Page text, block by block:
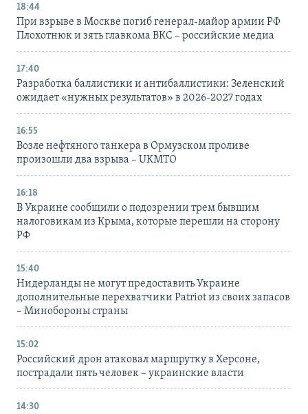
18:44
При взрыве в Москве погиб генерал-майор армии РФ
Плохотнюк и зять главкома ВКС – российские медиа
17:40
Разработка баллистики и антибаллистики: Зеленский
ожидает «нужных результатов» в 2026-2027 годах
16:55
Возле нефтяного танкера в Ормузском проливе
произошли два взрыва – UKMTO
16:18
В Украине сообщили о подозрении трем бывшим
налоговикам из Крыма, которые перешли на сторону
РФ
15:40
Нидерланды не могут предоставить Украине
дополнительные перехватчики Patriot из своих запасов
– Минобороны страны
15:02
Российский дрон атаковал маршрутку в Херсоне,
пострадали пять человек – украинские власти
14:30